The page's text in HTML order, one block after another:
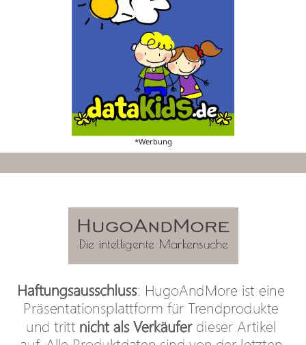
*Werbung